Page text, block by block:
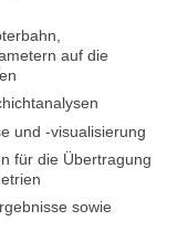
auf die
und -visualisierung
für die Übertragung
sowie